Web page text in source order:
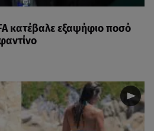
κατέβαλε εξαψήφιο ποσό